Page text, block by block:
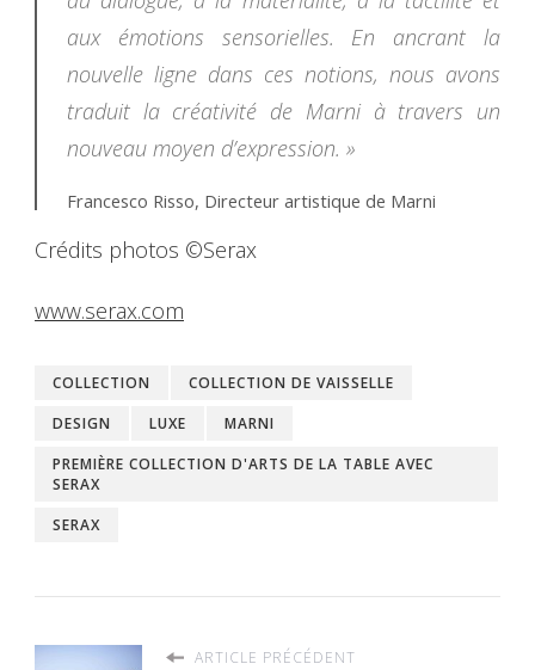
aux émotions sensorielles. En ancrant la
nouvelle ligne dans ces notions, nous avons
traduit la créativité de Marni à travers un
nouveau moyen d’expression. »
Francesco Risso, Directeur artistique de Marni
Crédits photos ©Serax
www.serax.com
COLLECTION
COLLECTION DE VAISSELLE
DESIGN
LUXE
MARNI
PREMIÈRE COLLECTION D'ARTS DE LA TABLE AVEC
SERAX
SERAX
ARTICLE PRÉCÉDENT